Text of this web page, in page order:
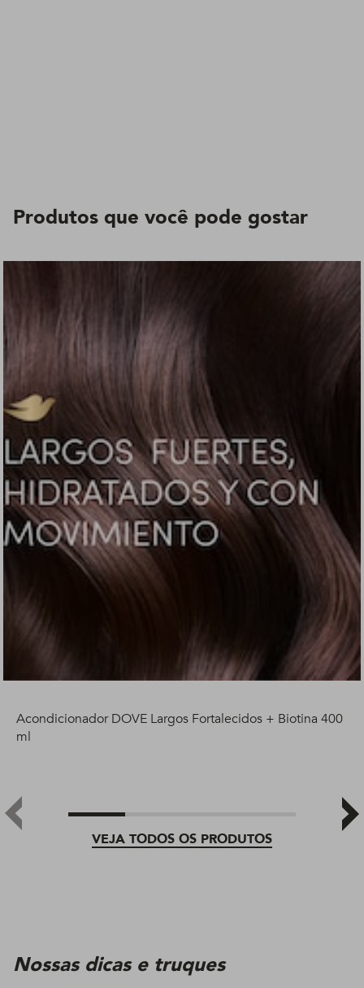
Produtos que você pode gostar
VEJA TODOS OS PRODUTOS
Acondicionador DOVE Largos Fortalecidos + Biotina 400
ml
Nossas dicas e truques